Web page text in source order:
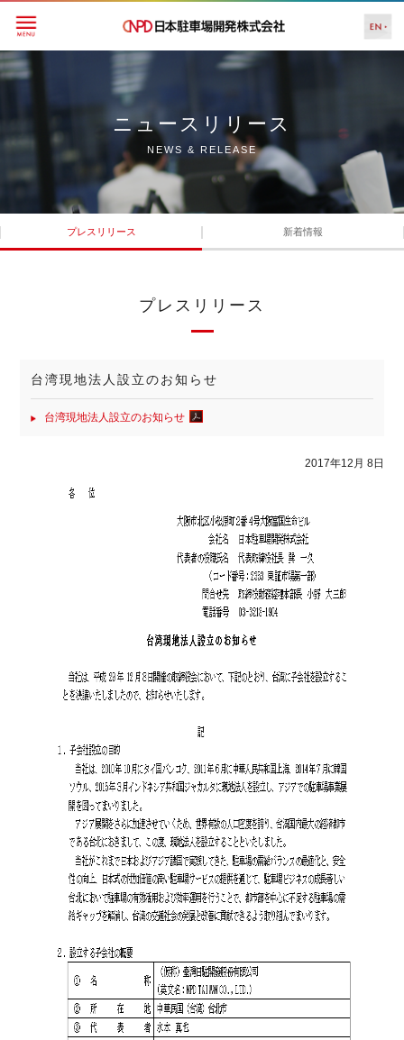
ニュースリリース
NEWS & RELEASE
プレスリリース 新着情報
プレスリリース
台湾現地法人設立のお知らせ
台湾現地法人設立のお知らせ
2017年12月 8日